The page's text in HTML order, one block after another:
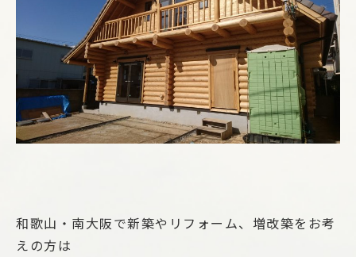
和歌山・南大阪で新築やリフォーム、増改築をお考
えの方は